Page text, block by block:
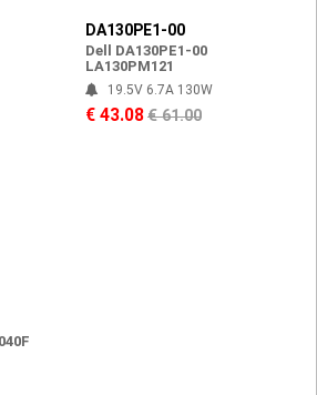
DA130PE1-00
Dell DA130PE1-00
LA130PM121
19.5V 6.7A 130W
€ 43.08€ 61.00